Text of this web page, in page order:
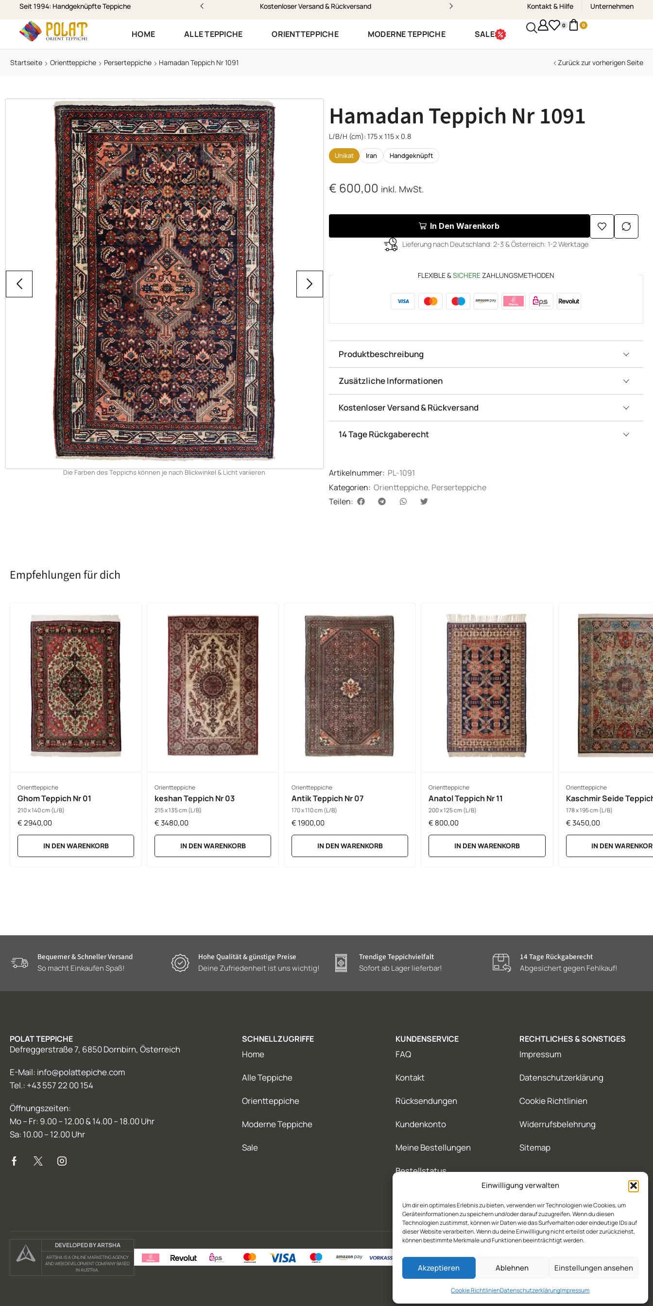
Einwilligung verwalten
Um dir ein optimales Erlebnis zu bieten, verwenden wir Technologien wie Cookies, um
Geräteinformationen zu speichern und/oder darauf zuzugreifen. Wenn du diesen
Technologien zustimmst, können wir Daten wie das Surfverhalten oder eindeutige IDs auf
dieser Website verarbeiten. Wenn du deine Einwillligung nicht erteilst oder zurückziehst,
können bestimmte Merkmale und Funktionen beeinträchtigt werden.
Akzeptieren Ablehnen Einstellungen ansehen
Cookie RichtlinienDatenschutzerklärungImpressum
Seit 1994: Handgeknüpfte Teppiche
Versand & Rückversand Zustellung am selben Werktag in Vorarlberg Kostenloser Versand &
Kontakt & Hilfe Unternehmen
HOME ALLE TEPPICHE ORIENTTEPPICHE MODERNE TEPPICHE SALE
0 0
Startseite Orientteppiche Perserteppiche Hamadan Teppich Nr 1091 Zurück zur vorherigen Seite
Die Farben des Teppichs können je nach Blickwinkel & Licht variieren
Hamadan Teppich Nr 1091
L/B/H (cm): 175 x 115 x 0.8
Unikat Iran Handgeknüpft
€ 600,00 inkl. MwSt.
In Den Warenkorb
Lieferung nach Deutschland: 2-3 & Österreich: 1-2 Werktage
FLEXIBLE &SICHEREZAHLUNGSMETHODEN
Produktbeschreibung
Zusätzliche Informationen
Kostenloser Versand & Rückversand
14 Tage Rückgaberecht
Artikelnummer: PL-1091
Kategorien: Orientteppiche, Perserteppiche
Teilen:
Empfehlungen für dich
Orientteppiche
Ghom Teppich Nr 01
210 x 140 cm (L/B)
€2940,00
IN DEN WARENKORB
Orientteppiche
keshan Teppich Nr 03
215 x 135 cm (L/B)
€ 3480,00
IN DEN WARENKORB
Orientteppiche
Antik Teppich Nr 07
170 x 110 cm (L/B)
€ 1900,00
IN DEN WARENKORB
Orientteppiche
Anatol Teppich Nr 11
200 x 125 cm (L/B)
€ 800,00
IN DEN WARENKORB
Orientteppiche
Kaschmir Seide
178 x 195 cm (L/B)
€ 3450,00
IN DEN
Bequemer & Schneller Versand
So macht Einkaufen Spaß!
Hohe Qualität & günstige Preise
Deine Zufriedenheit ist uns wichtig!
Trendige Teppichvielfalt
Sofort ab Lager lieferbar!
14 Tage Rückgaberecht
Abgesichert gegen Fehlkauf!
POLAT TEPPICHE
Defreggerstraße 7, 6850 Dornbirn, Österreich
E-Mail: info@polattepiche.com
Tel.: +43 557 22 00 154
Öffnungszeiten:
Mo – Fr: 9.00 – 12.00 & 14.00 – 18.00 Uhr
Sa: 10.00 – 12.00 Uhr
SCHNELLZUGRIFFE
Home
Alle Teppiche
Orientteppiche
Moderne Teppiche
Sale
KUNDENSERVICE
FAQ
Kontakt
Rücksendungen
Kundenkonto
Meine Bestellungen
Bestellstatus
RECHTLICHES & SONSTIGES
Impressum
Datenschutzerklärung
Cookie Richtlinien
Widerrufsbelehrung
Sitemap
DEVELOPED BY ARTSHA
ARTSHA IS A ONLINE MARKETING AGENCY
AND WEB DEVELOPMENT COMPANY BASED
IN AUSTRIA.